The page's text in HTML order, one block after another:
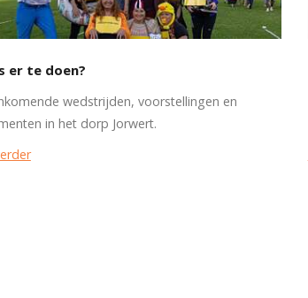
er te doen?
wedstrijden, voorstellingen en
in het dorp Jorwert.